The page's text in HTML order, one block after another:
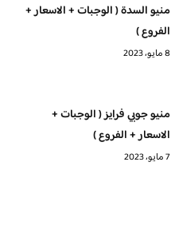
منيو السدة ( الوجبات + الاسعار +
الفروع )
8 مايو، 2023
منيو جوبي فرايز ( الوجبات +
الاسعار + الفروع )
7 مايو، 2023